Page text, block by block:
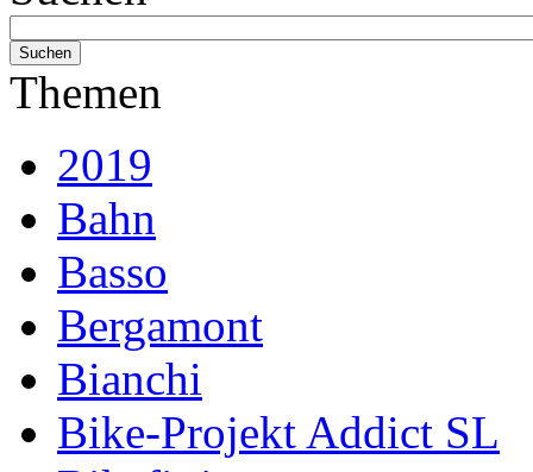
Themen
2019
Bahn
Basso
Bergamont
Bianchi
Bike-Projekt Addict SL